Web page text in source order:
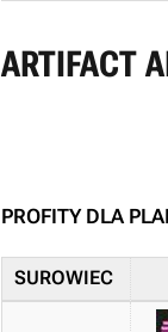
ARTIFACT
PROFITY DLA
SUROWIEC